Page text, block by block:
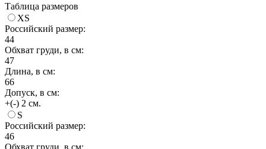
Таблица размеров
XS
Российский размер:
44
Обхват груди, в см:
47
Длина, в см:
66
Допуск, в см:
+(-) 2 см.
S
Российский размер:
46
Обхват груди, в см: